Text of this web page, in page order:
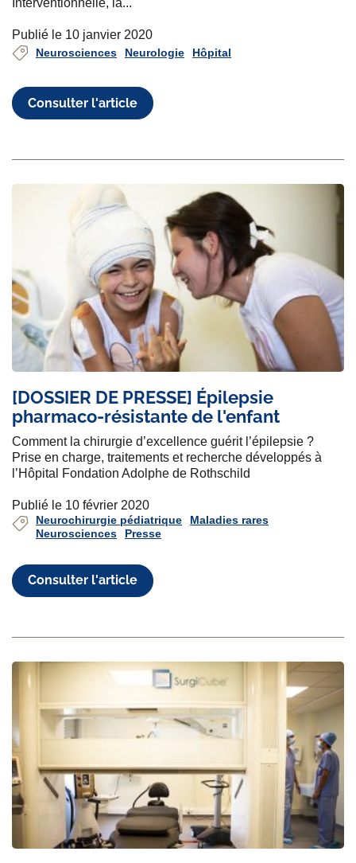
Interventionnelle, la...
Publié le 10 janvier 2020
Neurosciences Neurologie Hôpital
Consulter l'article
[DOSSIER DE PRESSE] Épilepsie
pharmaco-résistante de l'enfant
Comment la chirurgie d’excellence guérit l’épilepsie ?
Prise en charge, traitements et recherche développés à
l’Hôpital Fondation Adolphe de Rothschild
Publié le 10 février 2020
Neurochirurgie pédiatrique
Maladies rares
Neurosciences
Presse
Consulter l'article